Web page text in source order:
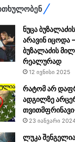
ნუცა
არავინ იცოდა
ბუზალაძის
რეალურად
12 ივნისი 2025
რატომ არ
ადგილზე
23 იანვარი
ლუკა